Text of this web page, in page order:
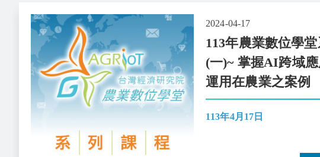
2024-04-17
113年農業數位學
(一)~ 掌握AI跨域
運用在農業之案例
113年4月17日